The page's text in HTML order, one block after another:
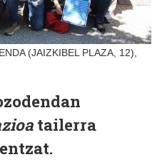
(JAIZKIBEL PLAZA, 12),
tailerra